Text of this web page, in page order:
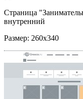
Страница
внутренний
Размер: 260x340